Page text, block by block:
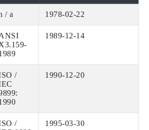
/ a 1978-02-22
1989-12-14
/
1990-12-20
/
1995-03-30